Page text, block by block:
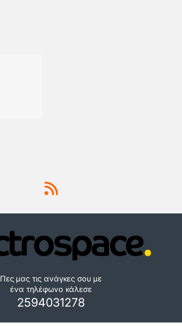
Πες μας τις ανάγκες σου με
ένα τηλέφωνο κάλεσε
2594031278